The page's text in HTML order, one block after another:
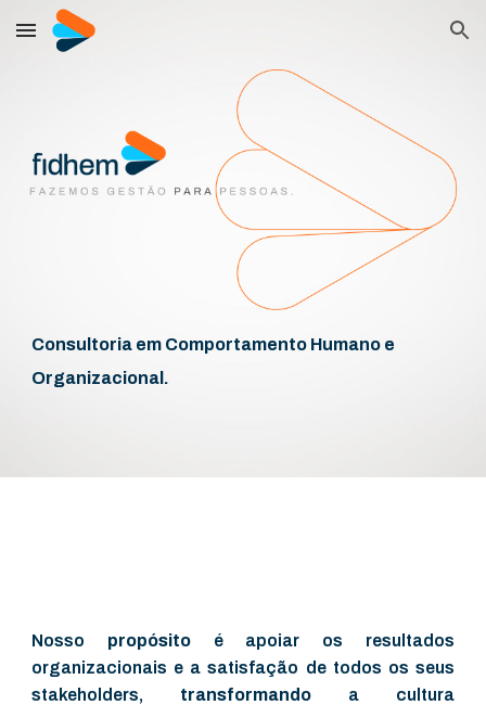
Skip to main content Skip to navigation
Consultoria em Comportamento Humano e
Organizacional.
Nosso propósito é apoiar os resultados
organizacionais e a satisfação de todos os seus
stakeholders, transformando a cultura